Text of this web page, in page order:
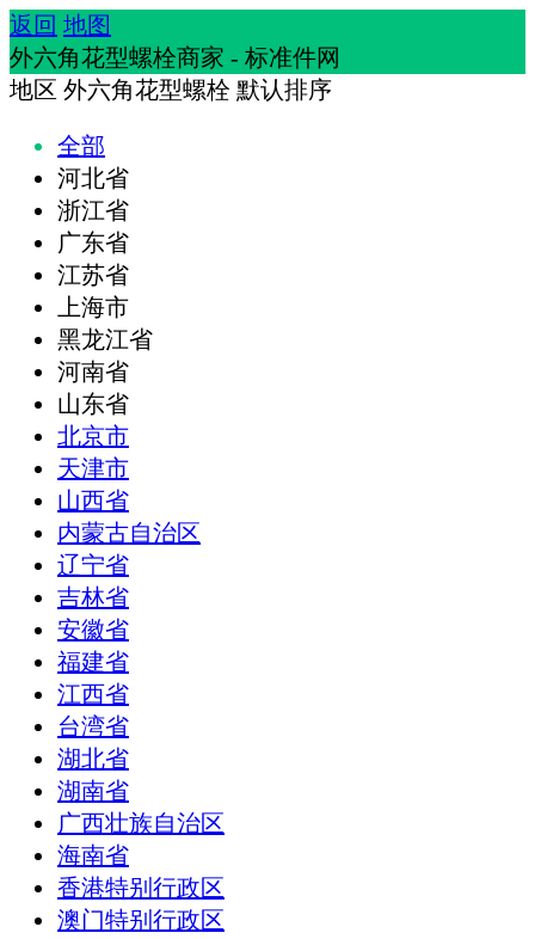
返回 地图
外六角花型螺栓商家 - 标准件网
地区 外六角花型螺栓 默认排序
全部
河北省
浙江省
广东省
江苏省
上海市
黑龙江省
河南省
山东省
北京市
天津市
山西省
内蒙古自治区
辽宁省
吉林省
安徽省
福建省
江西省
台湾省
湖北省
湖南省
广西壮族自治区
海南省
香港特别行政区
澳门特别行政区